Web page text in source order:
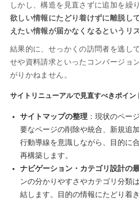
しかし、構造を見直さずに追加を繰
欲しい情報にたどり着けずに離脱し
えたい情報が届かなくなるというリ
結果的に、せっかくの訪問者を逃し
せや資料請求といったコンバージョ
がりかねません。
サイトリニューアルで見直すべきポイン
サイトマップの整理 ：現状のペー
要なページの削除や統合、新規追
行動導線を意識しながら、目的に
再構築します。
ナビゲーション・カテゴリ設計の
ンの分かりやすさやカテゴリ分類
結します。目的の情報にたどり着